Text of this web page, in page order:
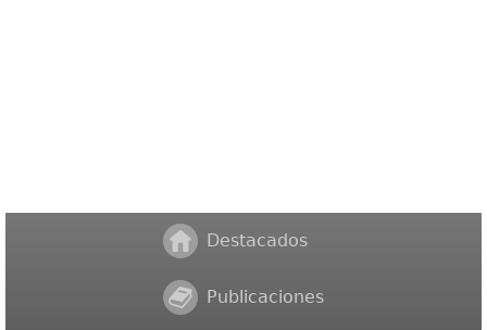
Destacados
Publicaciones